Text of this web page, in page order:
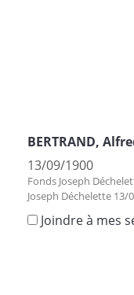
BERTRAND,
13/09/1900
Fonds Joseph
Joseph Déchelette 13/
Joindre à mes